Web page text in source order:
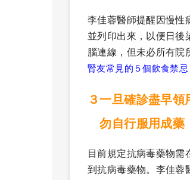
李佳蓉醫師提醒因慢性
並列印出來，以便日後
腦連線，但未必所有院
腎友常見的５個飲食禁忌
３一旦確診盡早領
勿自行服用成藥
目前規定抗病毒藥物
到抗病毒藥物。李佳蓉